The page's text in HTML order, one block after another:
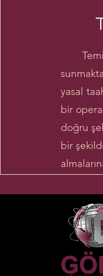
yasal
bir
doğru
bir